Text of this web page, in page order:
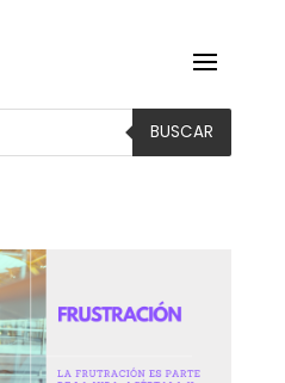
BUSCAR